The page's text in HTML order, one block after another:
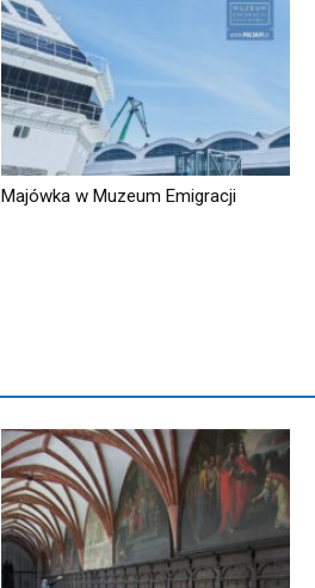
Majówka w Muzeum Emigracji